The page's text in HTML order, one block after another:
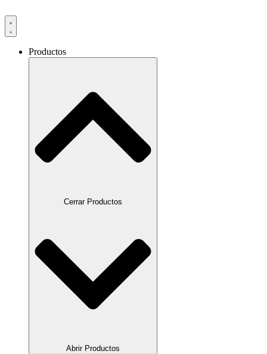
Productos
Cerrar Productos
Abrir Productos